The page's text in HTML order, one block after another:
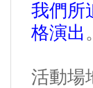
我們所
格演出 。
活動場